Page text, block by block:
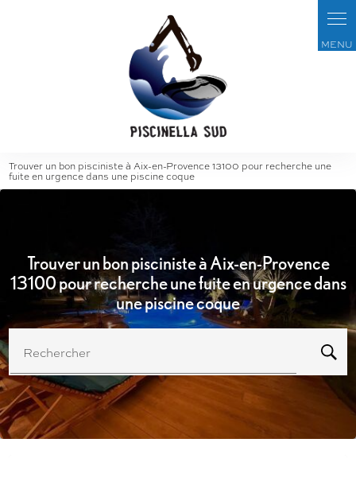
Trouver un bon pisciniste à Aix-en-Provence 13100 pour recherche une
fuite en urgence dans une piscine coque
Trouver un bon pisciniste à Aix-en-Provence
13100 pour recherche une fuite en urgence dans
une piscine coque
Rechercher